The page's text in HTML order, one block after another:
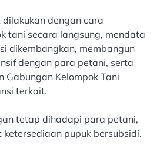
dengan cara
tani secara langsung, mendata
dikembangkan, membangun
dengan para petani, serta
Gabungan Kelompok Tani
terkait.
tetap dihadapi para petani,
pupuk bersubsidi.